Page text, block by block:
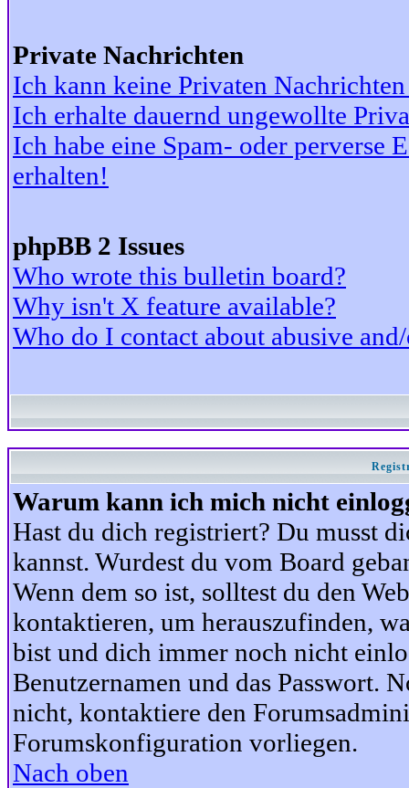
Private Nachrichten
Ich kann keine Privaten
Ich erhalte dauernd ungewollte
Ich habe eine Spam- oder perverse
erhalten!
phpBB 2 Issues
Who wrote this bulletin board?
Why isn't X feature available?
Who do I contact about abusive
Warum kann ich mich nicht
Hast du dich registriert? Du musst
kannst. Wurdest du vom Board
Wenn dem so ist, solltest du den
kontaktieren, um herauszufinden,
bist und dich immer noch nicht
Benutzernamen und das Passwort.
nicht, kontaktiere den
Forumskonfiguration vorliegen.
Nach oben